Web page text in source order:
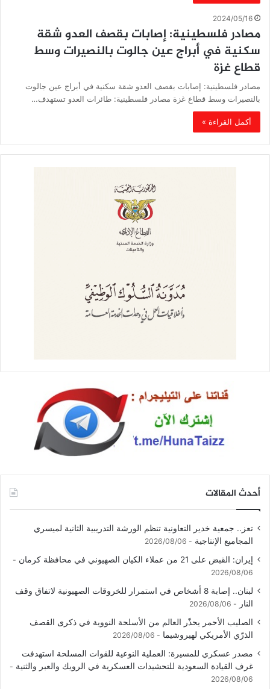
2024/05/16
مصادر فلسطينية: إصابات بقصف العدو شقة
سكنية في أبراج عين جالوت بالنصيرات وسط
قطاع غزة
مصادر فلسطينية: إصابات بقصف العدو شقة سكنية في أبراج عين جالوت
بالنصيرات وسط قطاع غزة مصادر فلسطينية: طائرات العدو تستهدف…
أكمل القراءة »
أحدث المقالات
تعز.. جمعية خدير التعاونية تنظم الورشة التدريبية الثانية لميسري
المجاميع الإنتاجية
2026/08/06
إيران: القبض على 21 من عملاء الكيان الصهيوني في محافظة كرمان
2026/08/06
لبنان.. إصابة 8 أشخاص في استمرار للخروقات الصهيونية لاتفاق وقف
النار
2026/08/06
الصليب الأحمر يحذّر العالم من الأسلحة النووية في ذكرى القصف
الذرّي الأمريكي لهيروشيما
2026/08/06
مصدر عسكري للمسيرة: العملية النوعية للقوات المسلحة استهدفت
غرف القيادة السعودية للتحشيدات العسكرية في الرويك والعبر والثنية
2026/08/06